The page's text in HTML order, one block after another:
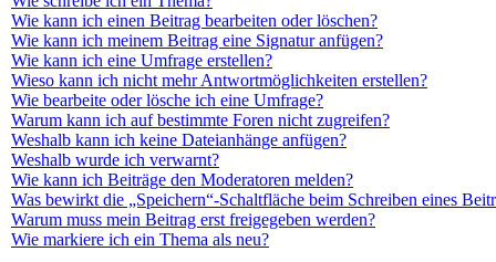
Wie kann ich einen Beitrag bearbeiten oder löschen?
Wie kann ich meinem Beitrag eine Signatur anfügen?
Wie kann ich eine Umfrage erstellen?
Wieso kann ich nicht mehr Antwortmöglichkeiten erstellen?
Wie bearbeite oder lösche ich eine Umfrage?
Warum kann ich auf bestimmte Foren nicht zugreifen?
Weshalb kann ich keine Dateianhänge anfügen?
Weshalb wurde ich verwarnt?
Wie kann ich Beiträge den Moderatoren melden?
Was bewirkt die „Speichern“-Schaltfläche beim Schreiben eines
Warum muss mein Beitrag erst freigegeben werden?
Wie markiere ich ein Thema als neu?